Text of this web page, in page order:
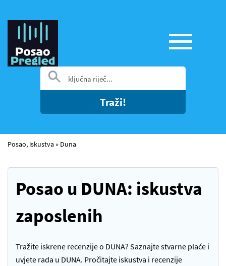
Traži!
Posao, iskustva » Duna
Posao u DUNA: iskustva
zaposlenih
Tražite iskrene recenzije o DUNA? Saznajte stvarne plaće i
uvjete rada u DUNA. Pročitajte iskustva i recenzije